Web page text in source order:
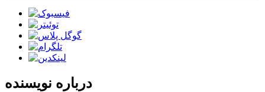
درباره نویسنده